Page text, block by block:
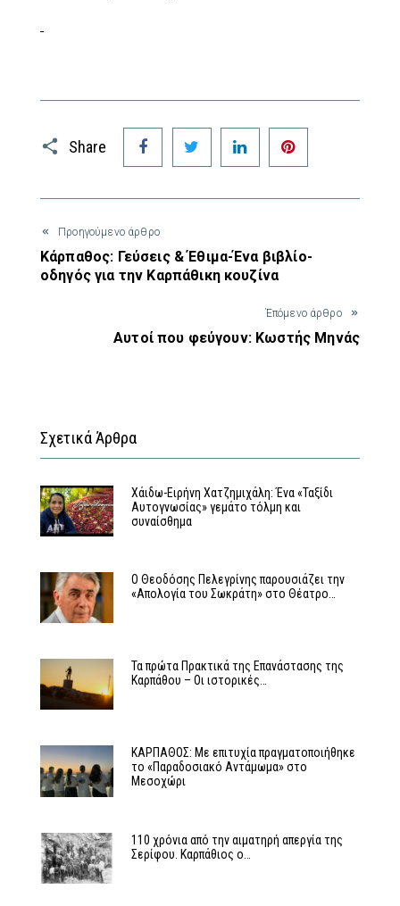
Share
Facebook Twitter LinkedIn
Προηγούμενο άρθρο
Κάρπαθος: Γεύσεις & Έθιμα-Ένα βιβλίο-
οδηγός για την Καρπάθικη κουζίνα
Έπόμενο άρθρο
Αυτοί που φεύγουν: Κωστής Μηνάς
Σχετικά Άρθρα
Χάιδω-Ειρήνη Χατζημιχάλη: Ένα «Ταξίδι
Αυτογνωσίας» γεμάτο τόλμη και
συναίσθημα
Ο Θεοδόσης Πελεγρίνης παρουσιάζει την
«Απολογία του Σωκράτη» στο Θέατρο…
Τα πρώτα Πρακτικά της Επανάστασης της
Καρπάθου – Οι ιστορικές…
ΚΑΡΠΑΘΟΣ: Με επιτυχία πραγματοποιήθηκε
το «Παραδοσιακό Αντάμωμα» στο
Μεσοχώρι
110 χρόνια από την αιματηρή απεργία της
Σερίφου. Καρπάθιος ο…